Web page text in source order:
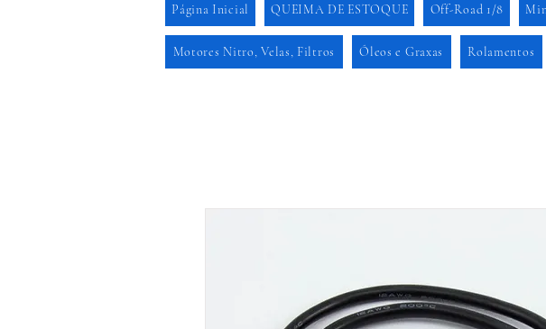
Página Inicial QUEIMA DE ESTOQUE Off-Road 1/8
Motores Nitro, Velas, Filtros Óleos e Graxas Rolamentos